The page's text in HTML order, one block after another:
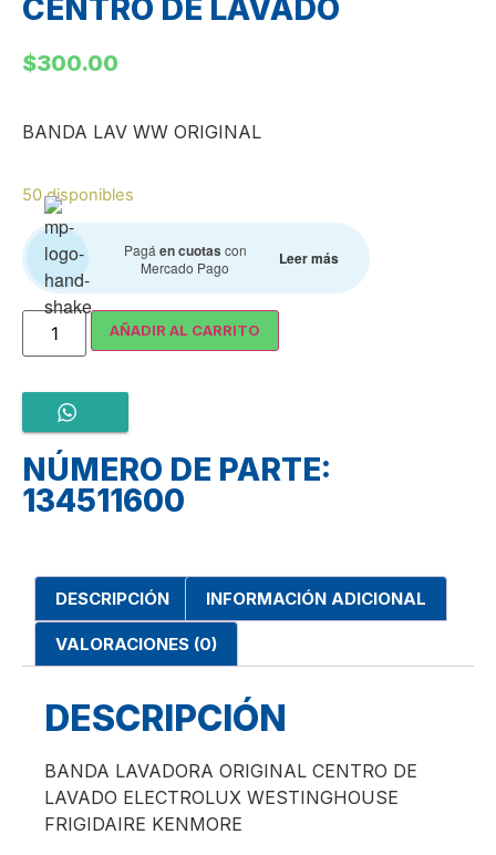
CENTRO DE LAVADO
$300.00
BANDA LAV WW ORIGINAL
50 disponibles
Pagáen cuotas con
Mercado Pago
Leer más
AÑADIR AL CARRITO
NÚMERO DE PARTE:
134511600
DESCRIPCIÓN INFORMACIÓN ADICIONAL
VALORACIONES (0)
DESCRIPCIÓN
BANDA LAVADORA ORIGINAL CENTRO DE
LAVADO ELECTROLUX WESTINGHOUSE
FRIGIDAIRE KENMORE